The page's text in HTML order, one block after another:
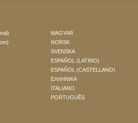
MAGYAR
NORSK
SVENSKA
ESPAÑOL (LATINO)
ESPAÑOL (CASTELLANO)
ΕΛΛΗΝΙΚA
ITALIANO
PORTUGUÊS